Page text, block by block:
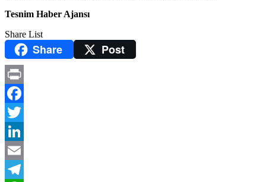
Tesnim Haber Ajansı
Share List
Share Post
Print
Facebook
Twitter
LinkedIn
Email